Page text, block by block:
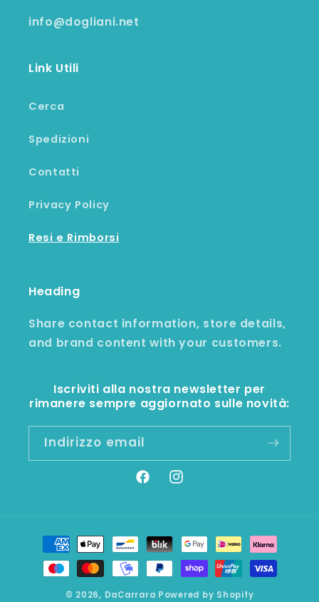
info@dogliani.net
Link Utili
Cerca
Spedizioni
Contatti
Privacy Policy
Resi e Rimborsi
Heading
Share contact information, store details,
and brand content with your customers.
Iscriviti alla nostra newsletter per
rimanere sempre aggiornato sulle novità:
Indirizzo email
FacebookInstagram
Metodi
pagamento
© 2026, DaCarrara Powered by Shopify